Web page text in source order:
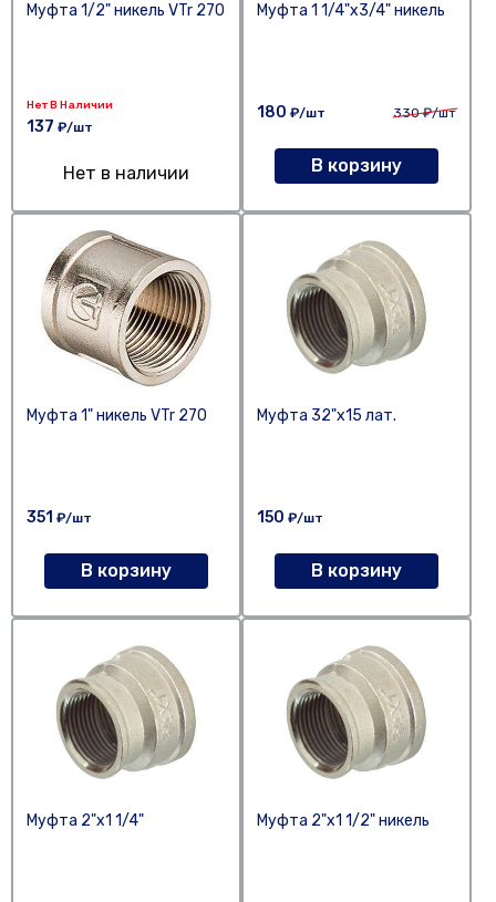
Муфта 1/2" никель VTr 270
Нет В Наличии
137 ₽/шт
Нет в наличии
Муфта 1 1/4"х3/4" никель
180 ₽/шт 330₽/шт
В корзину
Муфта 1" никель VTr 270
351 ₽/шт
В корзину
Муфта 32"х15 лат.
150 ₽/шт
В корзину
Муфта 2"х1 1/4" Муфта 2"х1 1/2" никель